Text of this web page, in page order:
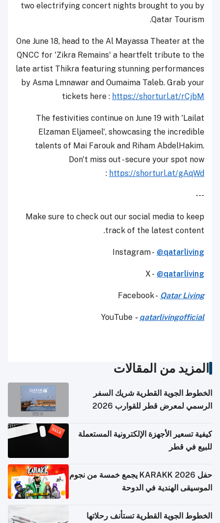
two electrifying concert nights brought to you by
Qatar Tourism.
One June 18, head to the Al Mayassa Theater at the
QNCC for 'Zikra Remains' a heartfelt tribute to the
late artist Thikra featuring stunning performances
by Asma Lmnawar and Oumaima Taleb. Grab your
tickets here : https://shorturl.at/rCjbM
The festivities continue on June 19 with 'Lailat
Elzaman Eljameel', showcasing the incredible
talents of Mai Farouk and Riham AbdelHakim.
Don't miss out - secure your spot now
: https://shorturl.at/gAqWd
---
Make sure to check out our social media to keep
track of the latest content.
Instagram - @qatarliving
X - @qatarliving
Facebook - Qatar Living
YouTube - qatarlivingofficial
المزيد من المقالات
الخطوط الجوية القطرية شريك السفر
الرسمي لمعرض قطر للقوارب 2026
كيفية تسعير الأجهزة الإلكترونية المستعملة
للبيع في قطر
حفل KARAKK 2026 يجمع خمسة من نجوم
الموسيقى الهندية في الدوحة
الخطوط الجوية القطرية تستأنف رحلاتها